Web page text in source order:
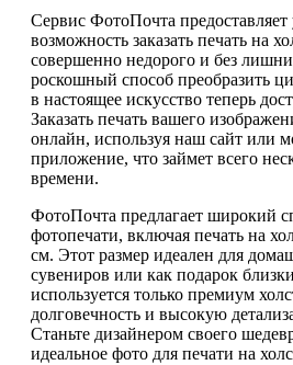
Сервис ФотоПочта
возможность заказать печать на
совершенно недорого и без
роскошный способ преобразить
в настоящее искусство теперь
Заказать печать вашего
онлайн, используя наш сайт или
приложение, что займет всего
времени.
ФотоПочта предлагает широкий
фотопечати, включая печать на
см. Этот размер идеален для
сувениров или как подарок
используется только премиум
долговечность и высокую
Станьте дизайнером своего
идеальное фото для печати на